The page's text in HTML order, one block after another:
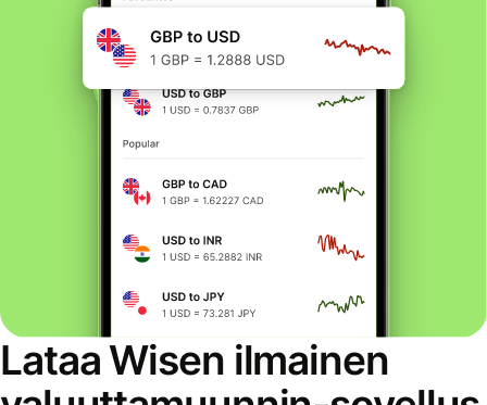
Lataa Wisen ilmainen